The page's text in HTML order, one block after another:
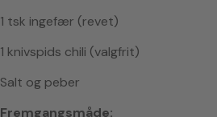
1 tsk ingefær (revet)
1 knivspids chili (valgfrit)
Salt og peber
Fremgangsmåde: